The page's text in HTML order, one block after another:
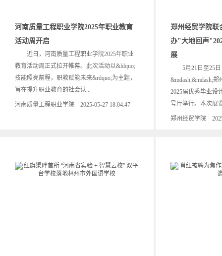
河南质量工程职业学院2025年职业教育
活动周开启
近日，河南质量工程职业学院2025年职业
教育活动周正式拉开帷幕。此次活动以&ldquo;
技能照亮前程，职教赋能未来&rdquo;为主题，
旨在提升职业教育的社会认...
河南质量工程职业学院 2025-05-27 18:04:47
郑州经贸学院联
办"大地回声
展
5月21日至25日
&mdash;&mdash;
2025届优秀毕业设
号厅举行。本次展
郑州经贸学院